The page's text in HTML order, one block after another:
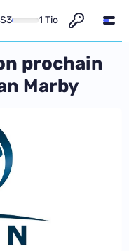
S3 1 Tio
prochain
Marby